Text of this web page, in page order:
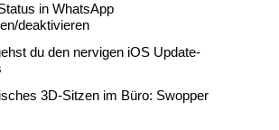
in WhatsApp
deaktivieren
du den nervigen iOS Update-
3D-Sitzen im Büro: Swopper